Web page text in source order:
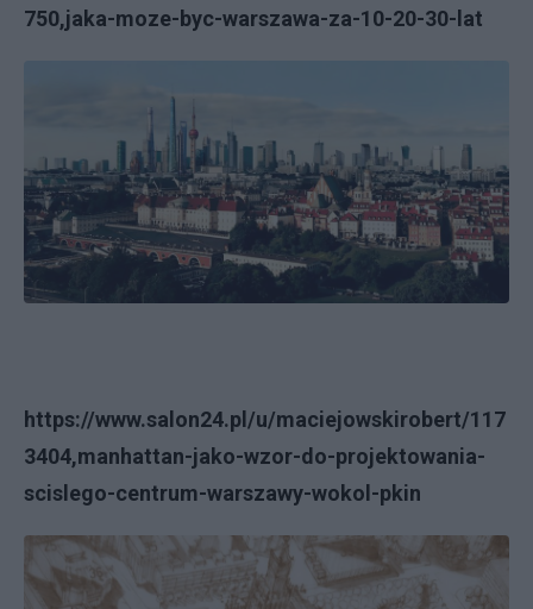
750,jaka-moze-byc-warszawa-za-10-20-30-lat
https://www.salon24.pl/u/maciejowskirobert/117
3404,manhattan-jako-wzor-do-projektowania-
scislego-centrum-warszawy-wokol-pkin